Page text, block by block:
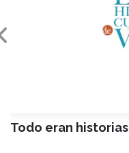
Todo eran historias